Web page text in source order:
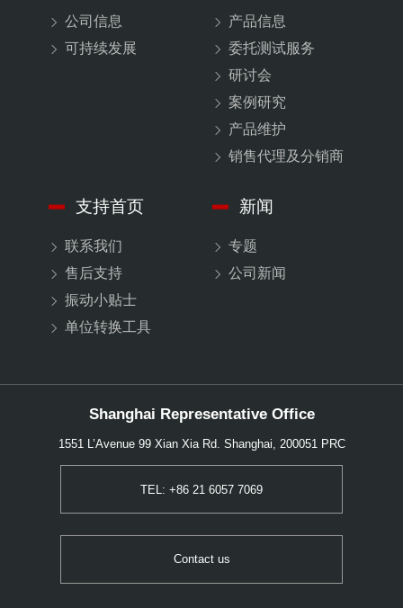
公司信息
可持续发展
产品信息
委托测试服务
研讨会
案例研究
产品维护
销售代理及分销商
支持首页
联系我们
售后支持
振动小贴士
单位转换工具
新闻
专题
公司新闻
Shanghai Representative Office
1551 L’Avenue 99 Xian Xia Rd. Shanghai, 200051 PRC
TEL: +86 21 6057 7069
Contact us